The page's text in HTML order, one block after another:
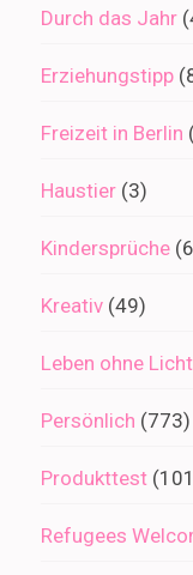
Durch das Jahr
Erziehungstipp
Freizeit in Berlin
Haustier (3)
Kindersprüche
Kreativ (49)
Leben ohne Licht
Persönlich (773)
Produkttest
Refugees